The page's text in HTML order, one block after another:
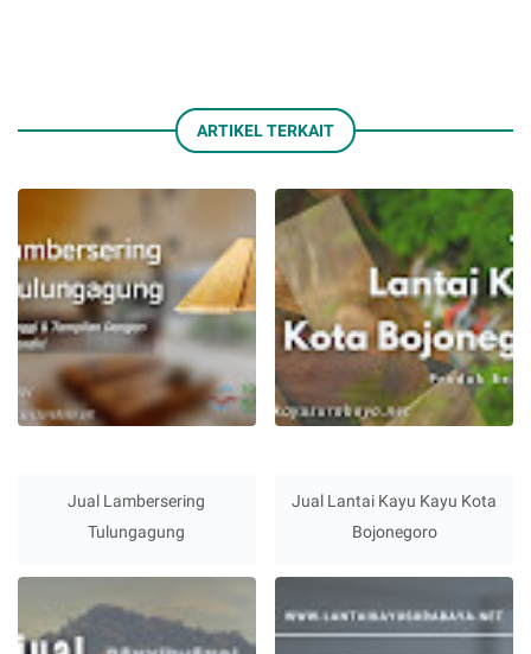
ARTIKEL TERKAIT
Jual Lambersering
Tulungagung
Jual Lantai Kayu Kayu Kota
Bojonegoro